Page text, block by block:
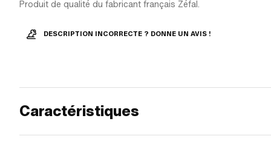
Produit de qualité du fabricant français Zéfal.
DESCRIPTION INCORRECTE ? DONNE UN AVIS !
Caractéristiques